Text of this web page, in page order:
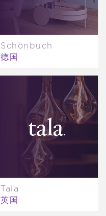
Schönbuch
德国
Tala
英国